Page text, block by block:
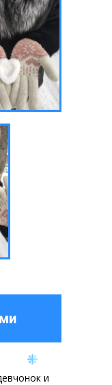
и